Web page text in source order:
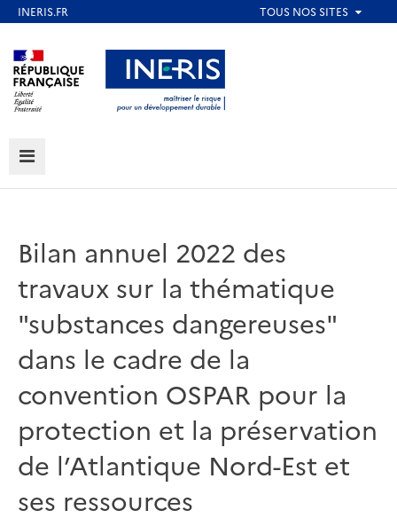
au
contenu
principal
Aller au contenu Aller au menu
Aller au pied de page
MENU
Bilan annuel 2022 des
travaux sur la thématique
"substances dangereuses"
dans le cadre de la
convention OSPAR pour la
protection et la préservation
de l’Atlantique Nord-Est et
ses ressources